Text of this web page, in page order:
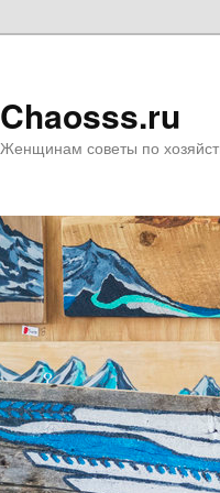
Chaosss.ru
Женщинам советы по